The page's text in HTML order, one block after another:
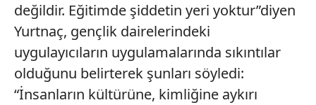
değildir. Eğitimde şiddetin yeri yoktur”diyen
Yurtnaç, gençlik dairelerindeki
uygulayıcıların uygulamalarında sıkıntılar
olduğunu belirterek şunları söyledi:
“İnsanların kültürüne, kimliğine aykırı